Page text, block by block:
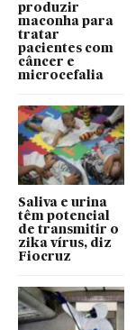
produzir
maconha para
tratar
pacientes com
câncer e
microcefalia
Saliva e urina
têm potencial
de transmitir o
zika vírus, diz
Fiocruz